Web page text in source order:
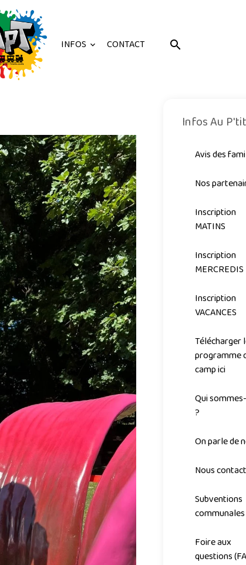
INFOS CONTACT
Infos Au
Avis des
Nos
Inscription
MATINS
Inscription
MERCREDIS
Inscription
VACANCES
Télécharger
programme
camp ici
Qui
?
On parle de
Nous
Subventions
communales
Foire aux
questions